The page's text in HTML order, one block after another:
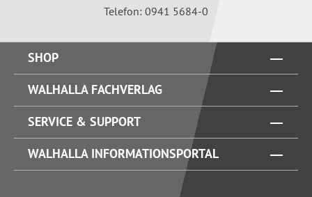
Telefon: 0941 5684-0
SHOP
WALHALLA FACHVERLAG
SERVICE & SUPPORT
WALHALLA INFORMATIONSPORTAL